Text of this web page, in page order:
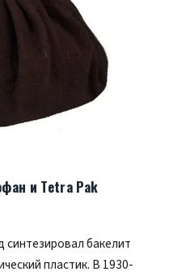
и Tetra Pak
синтезировал бакелит
пластик. В 1930-